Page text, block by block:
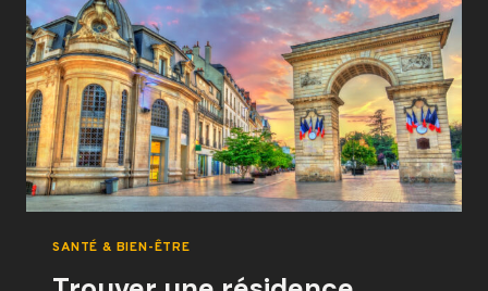
LA
RÉCUPÉRATION
ET
LA
PERFORMANCE
SANTÉ & BIEN-ÊTRE